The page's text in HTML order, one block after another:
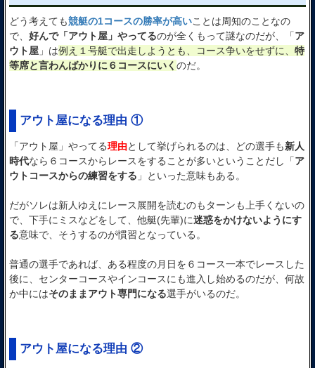
どう考えても競艇の1コースの勝率が高いことは周知のことなの
で、 好んで「アウト屋」やってるのが全くもって謎なのだが、「ア
ウト屋 」は例え１号艇で出走しようとも、コース争いをせずに、 特
等席と言わんばかりに６コースにいく のだ。
アウト屋になる理由 ①
「アウト屋」やってる理由として挙げられるのは、どの選手も新人
時代なら６コースからレースをすることが多いということだし「ア
ウトコースからの練習をする 」といった意味もある。
だがソレは新人ゆえにレース展開を読むのもターンも上手くないの
で、下手にミスなどをして、他艇(先輩)に迷惑をかけないようにす
る意味で、そうするのが慣習となっている。
普通の選手であれば、ある程度の月日を６コース一本でレースした
後に、センターコースやインコースにも進入し始めるのだが、何故
か中にはそのままアウト専門になる選手がいるのだ。
アウト屋になる理由 ②